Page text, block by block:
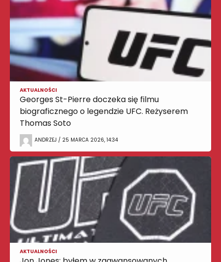
AKTUALNOŚCI
Georges St-Pierre doczeka się filmu
biograficznego o legendzie UFC. Reżyserem
Thomas Soto
ANDRZEJ / 25 MARCA 2026, 14:34
AKTUALNOŚCI